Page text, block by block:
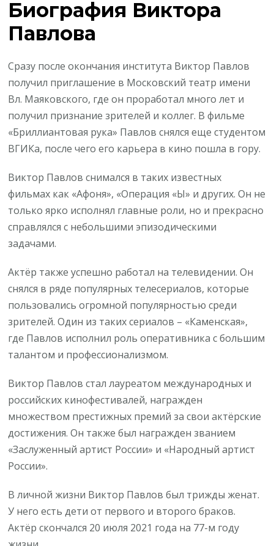
Биография Виктора
Павлова
Сразу после окончания института Виктор Павлов
получил приглашение в Московский театр имени
Вл. Маяковского, где он проработал много лет и
получил признание зрителей и коллег. В фильме
«Бриллиантовая рука» Павлов снялся еще студентом
ВГИКа, после чего его карьера в кино пошла в гору.
Виктор Павлов снимался в таких известных
фильмах как «Афоня», «Операция «Ы» и других. Он не
только ярко исполнял главные роли, но и прекрасно
справлялся с небольшими эпизодическими
задачами.
Актёр также успешно работал на телевидении. Он
снялся в ряде популярных телесериалов, которые
пользовались огромной популярностью среди
зрителей. Один из таких сериалов – «Каменская»,
где Павлов исполнил роль оперативника с большим
талантом и профессионализмом.
Виктор Павлов стал лауреатом международных и
российских кинофестивалей, награжден
множеством престижных премий за свои актёрские
достижения. Он также был награжден званием
«Заслуженный артист России» и «Народный артист
России».
В личной жизни Виктор Павлов был трижды женат.
У него есть дети от первого и второго браков.
Актёр скончался 20 июля 2021 года на 77-м году